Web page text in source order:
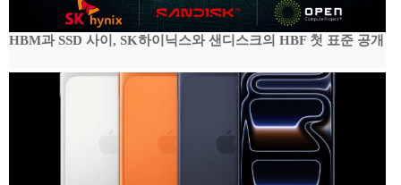
HBM과 SSD 사이, SK하이닉스와 샌디스크의 HBF 첫 표준 공개